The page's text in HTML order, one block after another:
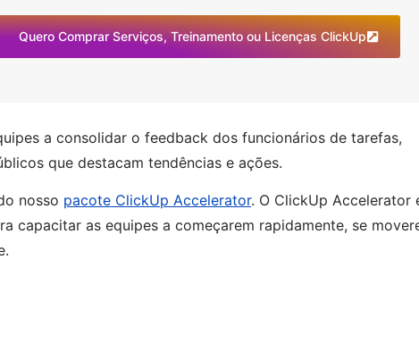
Quero Comprar Serviços, Treinamento ou Licenças ClickUp
a consolidar o feedback dos funcionários de tarefas,
que destacam tendências e ações.
nosso pacote ClickUp Accelerator. O ClickUp Accelerator
capacitar as equipes a começarem rapidamente, se